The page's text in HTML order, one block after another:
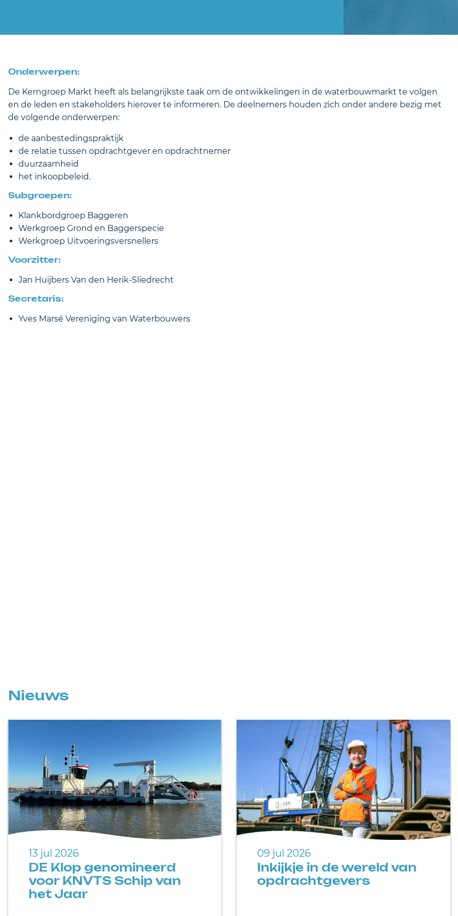
Onderwerpen:
De Kerngroep Markt heeft als belangrijkste taak om de ontwikkelingen in de waterbouwmarkt te volgen
en de leden en stakeholders hierover te informeren. De deelnemers houden zich onder andere bezig met
de volgende onderwerpen:
de aanbestedingspraktijk
de relatie tussen opdrachtgever en opdrachtnemer
duurzaamheid
het inkoopbeleid.
Subgroepen:
Klankbordgroep Baggeren
Werkgroep Grond en Baggerspecie
Werkgroep Uitvoeringsversnellers
Voorzitter:
Jan Huijbers Van den Herik-Sliedrecht
Secretaris:
Yves Marsé Vereniging van Waterbouwers
Nieuws
13 jul 2026
DE Klop genomineerd
voor KNVTS Schip van
het Jaar
09 jul 2026
Inkijkje in de wereld van
opdrachtgevers